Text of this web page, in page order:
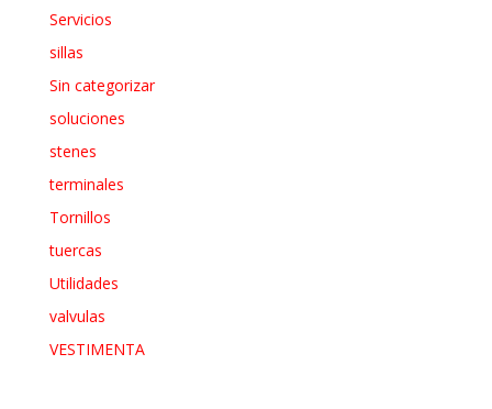
Servicios
sillas
Sin categorizar
soluciones
stenes
terminales
Tornillos
tuercas
Utilidades
valvulas
VESTIMENTA